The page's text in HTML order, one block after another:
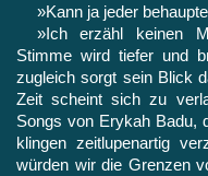
»Kann ja jeder
»Ich erzähl keinen
Stimme wird tiefer und
zugleich sorgt sein Blick
Zeit scheint sich zu
Songs von Erykah Badu,
klingen zeitlupenartig
würden wir die Grenzen